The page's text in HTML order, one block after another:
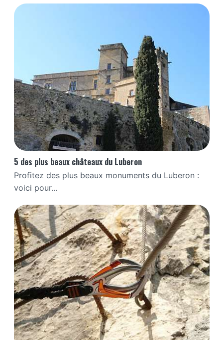
5 des plus beaux châteaux du Luberon
Profitez des plus beaux monuments du Luberon :
voici pour...